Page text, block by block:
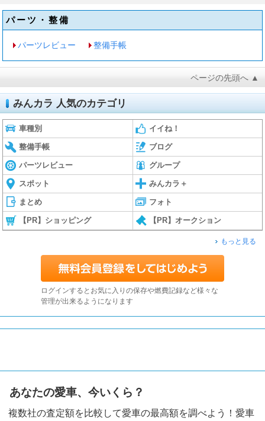
パーツ・整備
パーツレビュー 整備手帳
ページの先頭へ ▲
みんカラ 人気のカテゴリ
車種別 イイね！
整備手帳 ブログ
パーツレビュー グループ
スポット みんカラ＋
まとめ フォト
【PR】ショッピング 【PR】オークション
もっと見る
ログインするとお気に入りの保存や燃費記録など様々な
管理が出来るようになります
あなたの愛車、今いくら？
複数社の査定額を比較して愛車の最高額を調べよう！愛車